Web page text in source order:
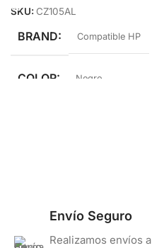
SKU: CZ105AL
BRAND Compatible HP
COLOR Negro
Envío Seguro
Realizamos envíos a